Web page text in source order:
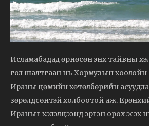
Исламабадад өрнөсөн энх тайвны
гол шалтгаан нь Хормузын хоолойн
Ираны цөмийн хөтөлбөрийн
зөрөлдсөнтэй холбоотой аж.
Ираныг хэлэлцээнд эргэн орох эсэх